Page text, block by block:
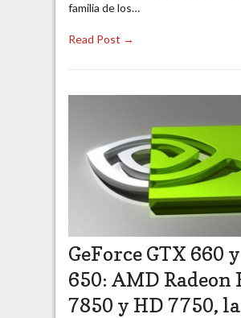
familia de los…
Read Post →
GeForce GTX 660
650: AMD Radeon
7850 y HD 7750, la